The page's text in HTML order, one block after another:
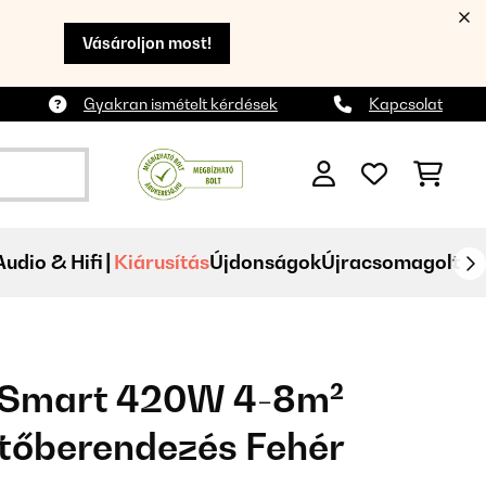
Vásároljon most!
Gyakran ismételt kérdések Kapcsolat
& Hifi KiárusításÚjdonságokÚjracsomagolt
420W 4-8m²
Fehér